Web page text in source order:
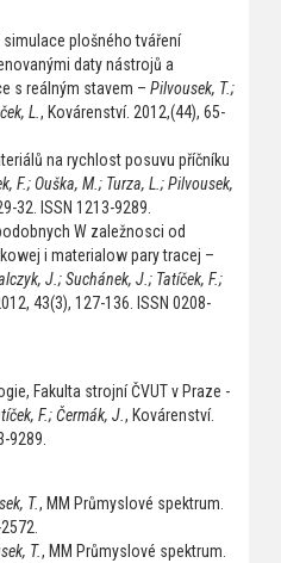
simulace plošného tváření
daty nástrojů a
s reálným stavem – Pilvousek, T.;
L. , Kovárenství. 2012,(44), 65-
na rychlost posuvu příčníku
F.; Ouška, M.; Turza, L.; Pilvousek,
32. ISSN 1213-9289.
W zaležnosci od
i materialow pary tracej –
J.; Suchánek, J.; Tatíček, F.;
43(3), 127-136. ISSN 0208-
Fakulta strojní ČVUT v Praze -
F.; Čermák, J. , Kovárenství.
9289.
T., MM Průmyslové spektrum.
T., MM Průmyslové spektrum.